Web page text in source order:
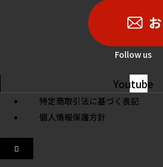
Follow us
Youtube
特定商取引法に基づく表記
個人情報保護方針
Hamburger
Toggle
Menu